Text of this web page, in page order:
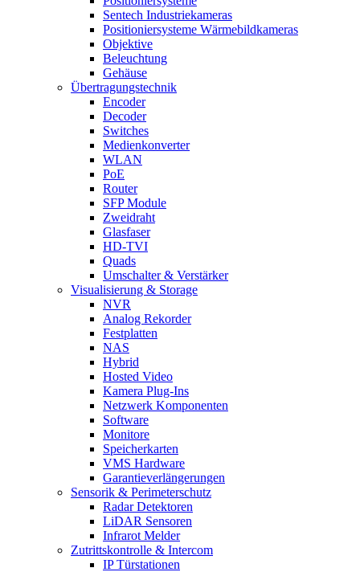
Sentech Industriekameras
Positioniersysteme Wärmebildkameras
Objektive
Beleuchtung
Gehäuse
Übertragungstechnik
Encoder
Decoder
Switches
Medienkonverter
WLAN
PoE
Router
SFP Module
Zweidraht
Glasfaser
HD-TVI
Quads
Umschalter & Verstärker
Visualisierung & Storage
NVR
Analog Rekorder
Festplatten
NAS
Hybrid
Hosted Video
Kamera Plug-Ins
Netzwerk Komponenten
Software
Monitore
Speicherkarten
VMS Hardware
Garantieverlängerungen
Sensorik & Perimeterschutz
Radar Detektoren
LiDAR Sensoren
Infrarot Melder
Zutrittskontrolle & Intercom
IP Türstationen